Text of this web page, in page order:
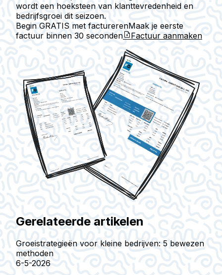
wordt een hoeksteen van klanttevredenheid en
bedrijfsgroei dit seizoen.
Begin GRATIS met facturerenMaak je eerste
factuur binnen 30 seconden Factuur aanmaken
Gerelateerde artikelen
Groeistrategieën voor kleine bedrijven: 5 bewezen
methoden
6-5-2026